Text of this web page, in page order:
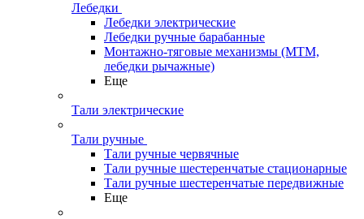
Лебедки
Лебедки электрические
Лебедки ручные барабанные
Монтажно-тяговые механизмы (МТМ,
лебедки рычажные)
Еще
Тали электрические
Тали ручные
Тали ручные червячные
Тали ручные шестеренчатые стационарные
Тали ручные шестеренчатые передвижные
Еще